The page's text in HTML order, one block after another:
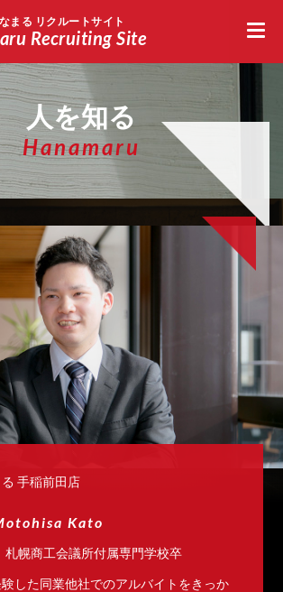
まる リクルートサイト
Recruiting Site
トリー 中途採用エントリー 留学
人を知る
Hanamaru
手稲前田店
Kato
幌商工会議所付属専門学校卒
した同業他社でのアルバイトをきっか